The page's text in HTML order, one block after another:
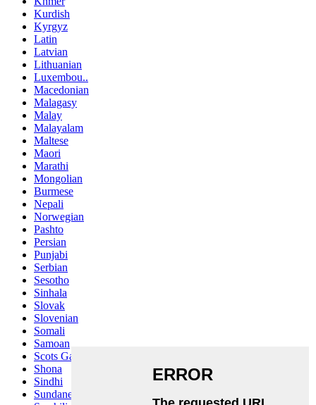
Kurdish
Kyrgyz
Latin
Latvian
Lithuanian
Luxembou..
Macedonian
Malagasy
Malay
Malayalam
Maltese
Maori
Marathi
Mongolian
Burmese
Nepali
Norwegian
Pashto
Persian
Punjabi
Serbian
Sesotho
Sinhala
Slovak
Slovenian
Somali
Samoan
Scots Gaelic
Shona
Sindhi
Sundanese